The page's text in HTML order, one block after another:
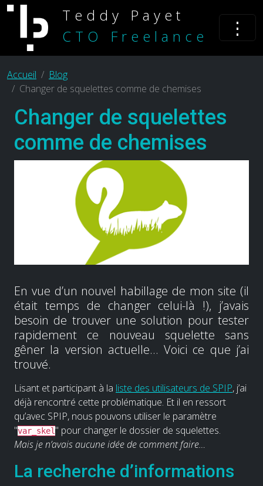
Teddy Payet
CTO Freelance
⋮
Accueil
Blog
Changer de squelettes comme de chemises
Changer de squelettes
comme de chemises
En vue d’un nouvel habillage de mon site (il
était temps de changer celui-là !), j’avais
besoin de trouver une solution pour tester
rapidement ce nouveau squelette sans
gêner la version actuelle… Voici ce que j’ai
trouvé.
Lisant et participant à la liste des utilisateurs de SPIP, j’ai
déjà rencontré cette problématique. Et il en ressort
qu’avec SPIP, nous pouvons utiliser le paramètre
"var_skel " pour changer le dossier de squelettes.
Mais je n’avais aucune idée de comment faire…
La recherche d’informations